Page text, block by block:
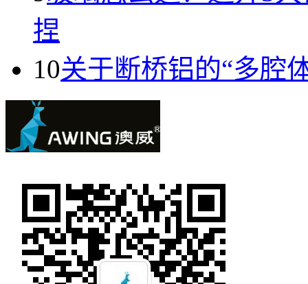
捏
10关于断桥铝的“多腔